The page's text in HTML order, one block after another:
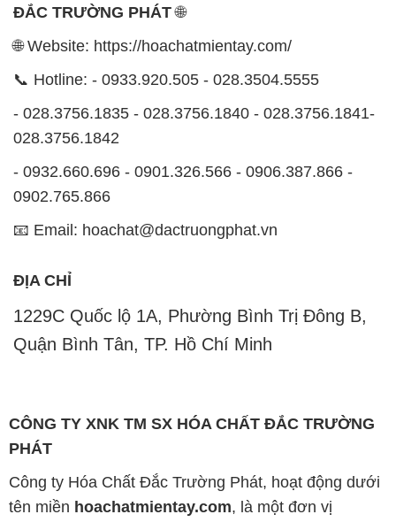
ĐẮC TRƯỜNG PHÁT🌐
🌐 Website: https://hoachatmientay.com/
📞 Hotline: - 0933.920.505 - 028.3504.5555
- 028.3756.1835 - 028.3756.1840 - 028.3756.1841-
028.3756.1842
- 0932.660.696 - 0901.326.566 - 0906.387.866 -
0902.765.866
📧 Email: hoachat@dactruongphat.vn
ĐỊA CHỈ
1229C Quốc lộ 1A, Phường Bình Trị Đông B,
Quận Bình Tân, TP. Hồ Chí Minh
CÔNG TY XNK TM SX HÓA CHẤT ĐẮC TRƯỜNG
PHÁT
Công ty Hóa Chất Đắc Trường Phát, hoạt động dưới
tên miền hoachatmientay.com, là một đơn vị